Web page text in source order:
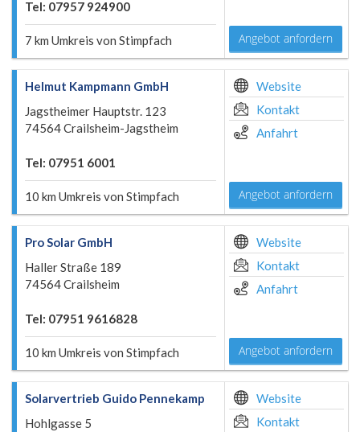
Tel: 07957 924900
7 km Umkreis von Stimpfach Angebot anfordern
Helmut Kampmann GmbH
Jagstheimer Hauptstr. 123
74564 Crailsheim-Jagstheim
Tel: 07951 6001
10 km Umkreis von Stimpfach
Website
Kontakt
Anfahrt
Angebot anfordern
Pro Solar GmbH
Haller Straße 189
74564 Crailsheim
Tel: 07951 9616828
10 km Umkreis von Stimpfach
Website
Kontakt
Anfahrt
Angebot anfordern
Solarvertrieb Guido Pennekamp
Hohlgasse 5
Website
Kontakt